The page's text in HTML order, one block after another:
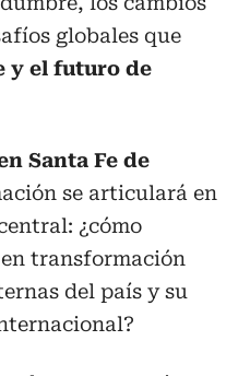
globales que
y el futuro de
Santa Fe de
se articulará en
¿cómo
transformación
del país y su